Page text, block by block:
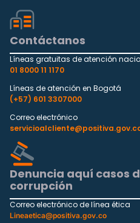
Contáctanos
Líneas gratuitas de atención
01 8000 11 1170
Líneas de atención en Bogotá
(+57) 601 3307000
Correo electrónico
Denuncia aquí casos
corrupción
Correo electrónico de línea ética
Lineaetica@positiva.gov.co